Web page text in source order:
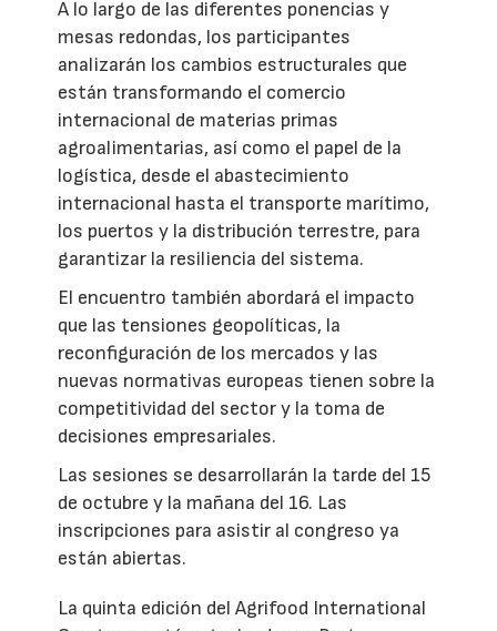
A lo largo de las diferentes ponencias y
mesas redondas, los participantes
analizarán los cambios estructurales que
están transformando el comercio
internacional de materias primas
agroalimentarias, así como el papel de la
logística, desde el abastecimiento
internacional hasta el transporte marítimo,
los puertos y la distribución terrestre, para
garantizar la resiliencia del sistema.
El encuentro también abordará el impacto
que las tensiones geopolíticas, la
reconfiguración de los mercados y las
nuevas normativas europeas tienen sobre la
competitividad del sector y la toma de
decisiones empresariales.
Las sesiones se desarrollarán la tarde del 15
de octubre y la mañana del 16. Las
inscripciones para asistir al congreso ya
están abiertas.
La quinta edición del Agrifood International